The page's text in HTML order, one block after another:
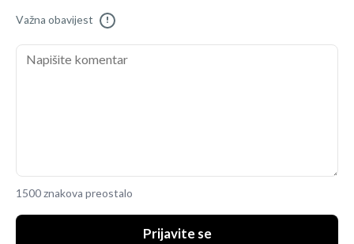
Važna obavijest !
1500 znakova preostalo
Prijavite se